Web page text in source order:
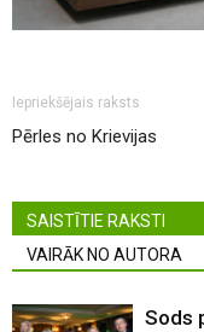
Iepriekšējais raksts
Pērles no Krievijas
SAISTĪTIE RAKSTI
VAIRĀK NO AUTORA
Sods